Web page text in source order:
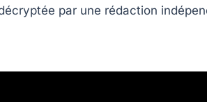
par une rédaction